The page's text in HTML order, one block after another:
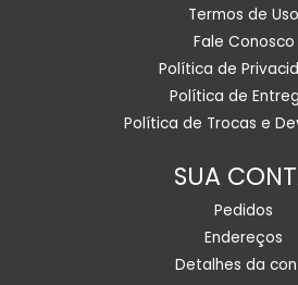
Termos de Uso
Fale Conosco
Política de
Política de
Política de Trocas e
SUA
Pedidos
Endereços
Detalhes da